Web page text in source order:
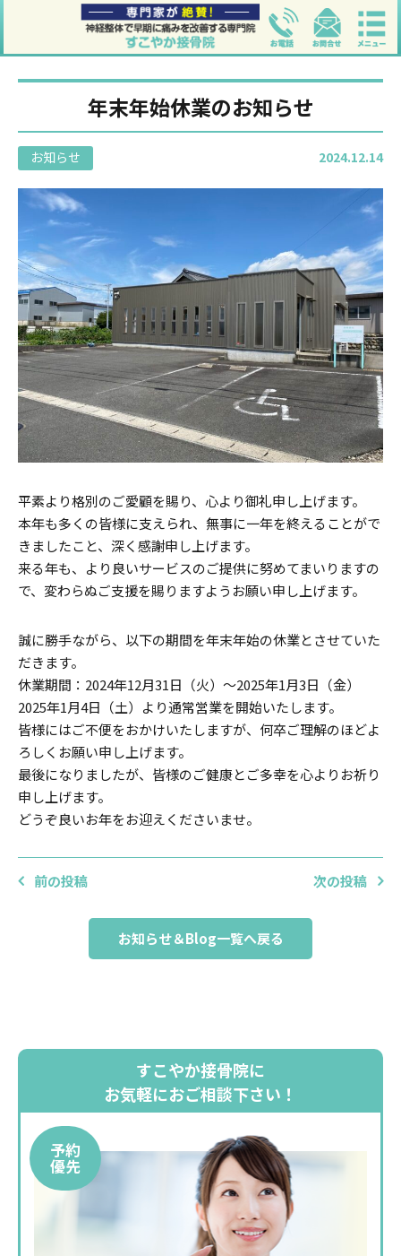
年末年始休業のお知らせ
お知らせ 2024.12.14
平素より格別のご愛顧を賜り、心より御礼申し上げます。
本年も多くの皆様に支えられ、無事に一年を終えることがで
きましたこと、深く感謝申し上げます。
来る年も、より良いサービスのご提供に努めてまいりますの
で、変わらぬご支援を賜りますようお願い申し上げます。
誠に勝手ながら、以下の期間を年末年始の休業とさせていた
だきます。
休業期間：2024年12月31日（火）～2025年1月3日（金）
2025年1月4日（土）より通常営業を開始いたします。
皆様にはご不便をおかけいたしますが、何卒ご理解のほどよ
ろしくお願い申し上げます。
最後になりましたが、皆様のご健康とご多幸を心よりお祈り
申し上げます。
どうぞ良いお年をお迎えくださいませ。
前の投稿 次の投稿
お知らせ＆Blog一覧へ戻る
すこやか接骨院に
お気軽におご相談下さい！
予約
優先